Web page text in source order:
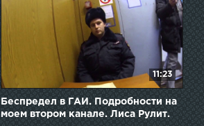
11:23
Беспредел в ГАИ. Подробности на
моем втором канале. Лиса Рулит.